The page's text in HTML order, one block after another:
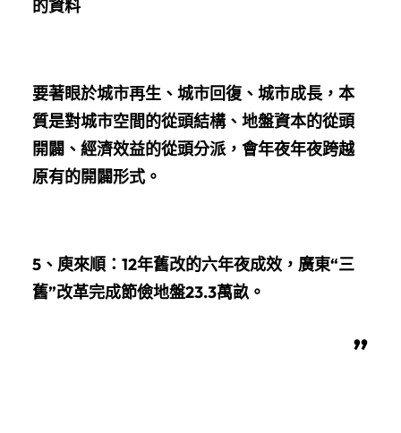
的資料
要著眼於城市再生、城市回復、城市成長，本
質是對城市空間的從頭結構、地盤資本的從頭
開闢、經濟效益的從頭分派，會年夜年夜跨越
原有的開闢形式。
5、 庾來順： 12年舊改的六年夜成效，廣東“三
舊”改革完成節儉地盤23.3萬畝 。
”